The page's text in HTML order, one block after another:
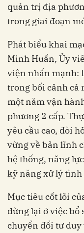
quản trị địa
trong giai đoạn
Phát biểu khai
Minh Huấn, Ủy
viện nhấn mạnh:
trong bối cảnh cả
một năm vận
phương 2 cấp.
yêu cầu cao, đòi
vững về bản lĩnh
hệ thống, năng
kỹ năng xử lý tình
Mục tiêu cốt lõi
dừng lại ở việc bổ
chuyển đổi tư